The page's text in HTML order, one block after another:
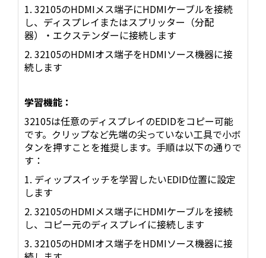
1. 32105のHDMIメス端子にHDMIケーブルを接続
し、ディスプレイまたはスプリッター（分配
器）・エクステンダーに接続します
2. 32105のHDMIオス端子をHDMIソース機器に接
続します
学習機能：
32105は任意のディスプレイのEDIDをコピー可能
です。クリップなど先端の尖っていない工具で小ボ
タンを押すことを推奨します。手順は以下の通りで
す：
1. ディップスイッチを学習したいEDID位置に設定
します
2. 32105のHDMIメス端子にHDMIケーブルを接続
し、コピー元のディスプレイに接続します
3. 32105のHDMIオス端子をHDMIソース機器に接